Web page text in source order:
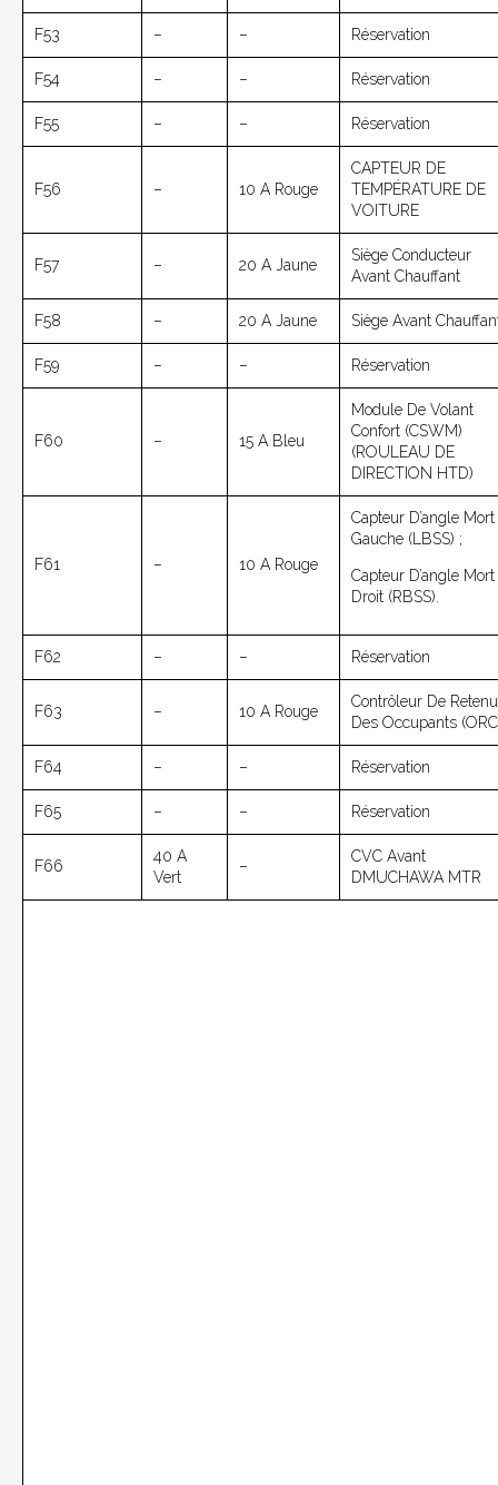
F53 – – Réservation
F54 – – Réservation
F55 – – Réservation
F56 – 10 A Rouge
CAPTEUR DE
TEMPÉRATURE DE
VOITURE
F57 – 20 A Jaune
Siège Conducteur
Avant Chauffant
F58 – 20 A Jaune Siège Avant
F59 – – Réservation
F60 – 15 A Bleu
Module De Volant
Confort (CSWM)
(ROULEAU DE
DIRECTION HTD)
F61 – 10 A Rouge
Capteur D’angle Mort
Gauche (LBSS) ;
Capteur D’angle Mort
Droit (RBSS).
F62 – – Réservation
F63 – 10 A Rouge
Contrôleur De
Des Occupants
F64 – – Réservation
F65 – – Réservation
F66
40 A
Vert
–
CVC Avant
DMUCHAWA MTR